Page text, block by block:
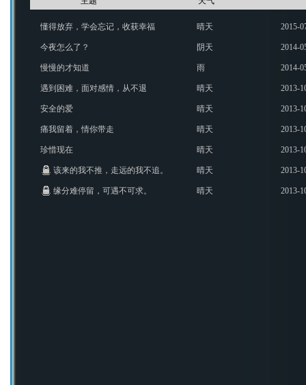
懂得放弃，学会忘记，收获幸福 晴天 2015-
今夜怎么了？ 阴天 2014-
慢慢的才知道 雨 2014-
遇到困难，面对感情，从不退
缩。
晴天 2013-
安全的爱 晴天 2013-
痛我留着，情你带走 晴天 2013-
珍惜现在 晴天 2013-
该来的我不推，走远的我不追。 晴天 2013-
缘分难停留，可遇不可求。 晴天 2013-